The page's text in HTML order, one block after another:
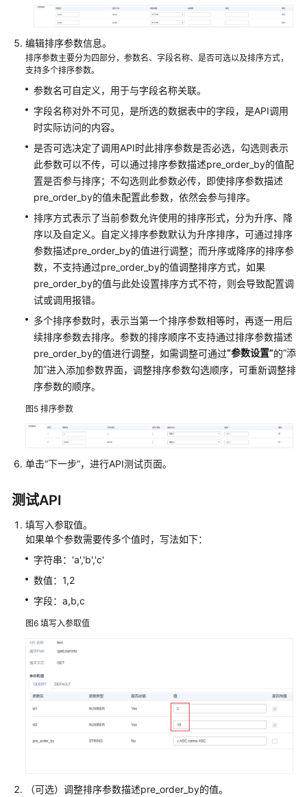
编辑排序参数信息。
排序参数主要分为四部分，参数名、字段名称、是否可选以及排序方式，
支持多个排序参数。
参数名可自定义，用于与字段名称关联。
字段名称对外不可见，是所选的数据表中的字段，是API调用
时实际访问的内容。
是否可选决定了调用API时此排序参数是否必选，勾选则表示
此参数可以不传，可以通过排序参数描述pre_order_by的值配
置是否参与排序；不勾选则此参数必传，即使排序参数描述
pre_order_by的值未配置此参数，依然会参与排序。
排序方式表示了当前参数允许使用的排序形式，分为升序、降
序以及自定义。自定义排序参数默认为升序排序，可通过排序
参数描述pre_order_by的值进行调整；而升序或降序的排序参
数，不支持通过pre_order_by的值调整排序方式，如果
pre_order_by的值与此处设置排序方式不符，则会导致配置调
试或调用报错。
多个排序参数时，表示当第一个排序参数相等时，再逐一用后
续排序参数去排序。参数的排序顺序不支持通过排序参数描述
pre_order_by的值进行调整，如需调整可通过“参数设置”的“添
加”进入添加参数界面，调整排序参数勾选顺序，可重新调整排
序参数的顺序。
图5 排序参数
单击“下一步”，进行API测试页面。
测试API
填写入参取值。
如果单个参数需要传多个值时，写法如下：
字符串：'a','b','c'
数值：1,2
字段：a,b,c
图6 填写入参取值
（可选）调整排序参数描述pre_order_by的值。